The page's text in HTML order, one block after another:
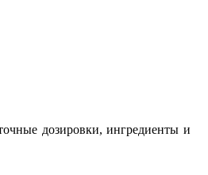
дозировки, ингредиенты и